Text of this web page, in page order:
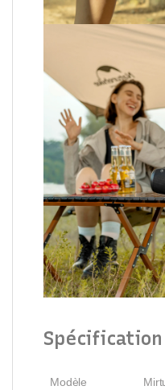
Spécification
Modèle